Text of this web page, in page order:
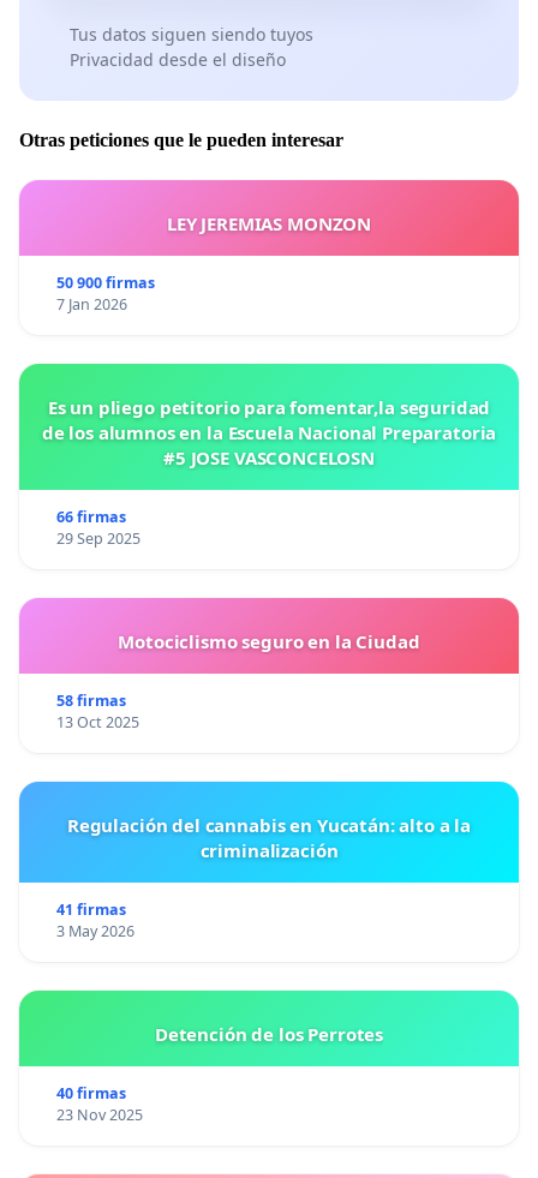
Tus datos siguen siendo tuyos
Privacidad desde el diseño
Otras peticiones que le pueden interesar
LEY JEREMIAS MONZON
50 900 firmas
7 Jan 2026
Es un pliego petitorio para fomentar,la seguridad
de los alumnos en la Escuela Nacional Preparatoria
#5 JOSE VASCONCELOSN
66 firmas
29 Sep 2025
Motociclismo seguro en la Ciudad
58 firmas
13 Oct 2025
Regulación del cannabis en Yucatán: alto a la
criminalización
41 firmas
3 May 2026
Detención de los Perrotes
40 firmas
23 Nov 2025